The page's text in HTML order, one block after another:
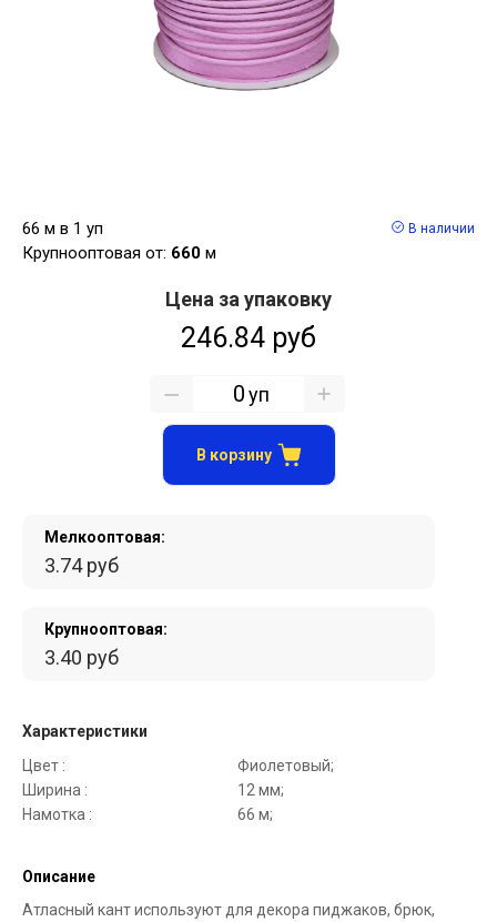
66 м в 1 уп
Крупнооптовая от: 660 м
В наличии
Мелкооптовая:
3.74 руб
Крупнооптовая:
3.40 руб
Характеристики
Цвет :
Фиолетовый;
Ширина :
12 мм;
Намотка :
66 м;
Описание
Атласный кант используют для декора пиджаков, брюк,
Цена за упаковку
246.84 руб
уп
В корзину